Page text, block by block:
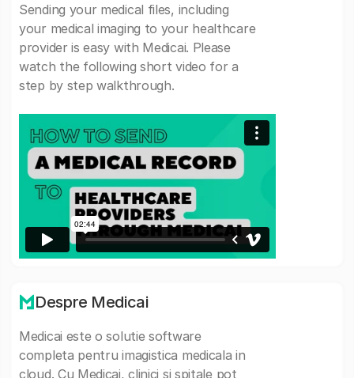
Sending your medical files, including
your medical imaging to your healthcare
provider is easy with Medicai. Please
watch the following short video for a
step by step walkthrough.
Despre Medicai
Medicai este o solutie software
completa pentru imagistica medicala in
cloud. Cu Medicai, clinici si spitale pot